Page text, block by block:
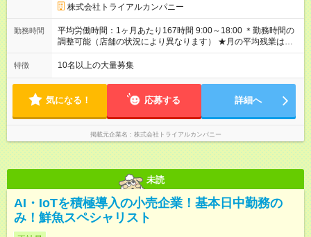
手当（全額支給） ◎深夜手当 ※一部、店舗により異なります ※
固定残業・みなし残業なし！残業分は1分単位で支給！ （実績：
月平均残業時間13.25h以下） 【試用期間】試用期間あり 試用期
間の長さ：2ヶ月 雇用形態、給与は本採用時と同じです。
株式会社トライアルカンパニー
勤務時間
平均労働時間：1ヶ月あたり167時間 9:00～18:00 ＊勤務時間の
調整可能（店舗の状況により異なります） ★月の平均残業は
13.25ｈ以下 ⇒業務効率化等を図り、さらに減らしていきます
◎基本は定時退社 ◎固定残業・みなし残業ナシ。残業分は1分単
務時間の調整可能（店舗の状況により異なります） ★月の平均
残業は13.25ｈ以下 ⇒業務効率化等を図り、さらに減らしてい
きます ◎基本は定時退社 ◎固定残業・みなし残業ナシ。残業分
は1分単位で支給
特徴 10名以上の大量募集
気になる！ 応募する 詳細へ
掲載元企業名 株式会社トライアルカンパニー
未読
AI・IoTを積極導入の小売企業！基本日中勤務の
み！鮮魚スペシャリスト